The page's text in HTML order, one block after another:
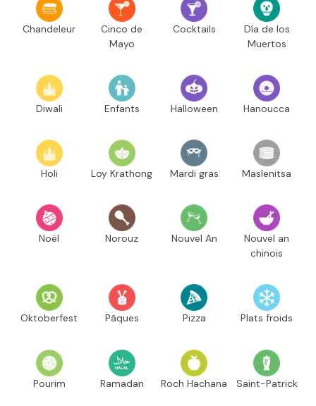
Chandeleur
Cinco de
Mayo
Cocktails
Día de los
Muertos
Diwali Enfants Halloween Hanoucca
Holi Loy Krathong Mardi gras Maslenitsa
Noël Norouz Nouvel An
Nouvel an
chinois
Oktoberfest Pâques Pizza Plats froids
Pourim Ramadan Roch Hachana Saint-Patrick